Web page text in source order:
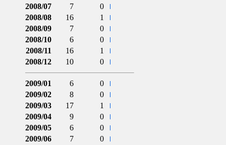
2008/07
7
0
2008/08
16
1
2008/09
7
0
2008/10
6
0
2008/11
16
1
2008/12
10 0
2009/01 6
0
2009/02
8
0
2009/03
17
1
2009/04
9
0
2009/05
6
0
2009/06
7
0